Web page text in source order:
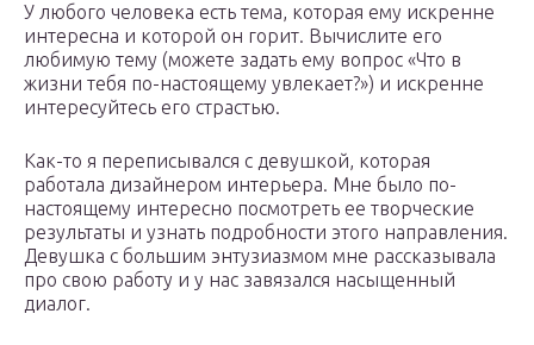
У любого человека есть тема, которая ему искренне
интересна и которой он горит. Вычислите его
любимую тему (можете задать ему вопрос «Что в
жизни тебя по-настоящему увлекает?») и искренне
интересуйтесь его страстью.
Как-то я переписывался с девушкой, которая
работала дизайнером интерьера. Мне было по-
настоящему интересно посмотреть ее творческие
результаты и узнать подробности этого направления.
Девушка с большим энтузиазмом мне рассказывала
про свою работу и у нас завязался насыщенный
диалог.